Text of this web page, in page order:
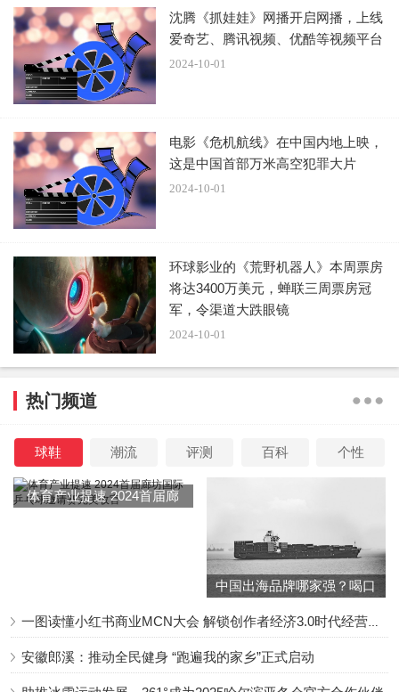
锤哥在片中演绎怀揣一颗大心脏的擎天柱，布莱恩·泰里
·亨利扮演小跟班D-16：
D-16的小胸襟无法承受大起大落的人生，笃信破灭后恨
意绵绵无绝期——有粉丝抱怨威震天反转力度太大，仇恨吞
沈腾《抓娃娃》网播开启网播，上线
爱奇艺、腾讯视频、优酷等视频平台
2024-10-01
电影《危机航线》在中国内地上映，
这是中国首部万米高空犯罪大片
2024-10-01
环球影业的《荒野机器人》本周票房
将达3400万美元，蝉联三周票房冠
军，令渠道大跌眼镜
2024-10-01
热门频道
球鞋 潮流 评测 百科 个性
体育产业提速 2024首届廊
中国出海品牌哪家强？喝口
安徽郎溪：推动全民健身 “跑遍我的家乡”正式启动